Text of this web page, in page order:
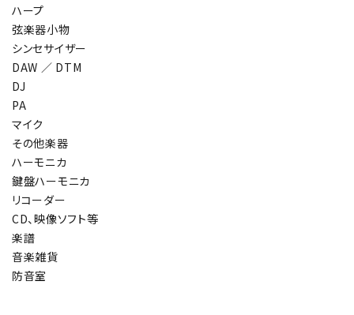
ハープ
弦楽器小物
シンセサイザー
DAW ／ DTM
DJ
PA
マイク
その他楽器
ハーモニカ
鍵盤ハーモニカ
リコーダー
CD、映像ソフト等
楽譜
音楽雑貨
防音室